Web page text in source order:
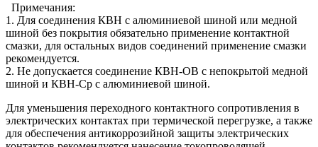
Примечания:
1. Для соединения КВН с алюминиевой шиной или медной
шиной без покрытия обязательно применение контактной
смазки, для остальных видов соединений применение смазки
рекомендуется.
2. Не допускается соединение КВН-ОВ с непокрытой медной
шиной и КВН-Ср с алюминиевой шиной.
Для уменьшения переходного контактного сопротивления в
электрических контактах при термической перегрузке, а также
для обеспечения антикоррозийной защиты электрических